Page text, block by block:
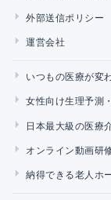
外部送信ポリシー
運営会社
いつもの医療が変
女性向け生理予測
日本最大級の医療
オンライン動画研
納得できる老人ホ